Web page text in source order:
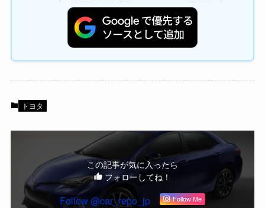
トヨタ
この記事が気に入ったら
フォローしてね！
Follow @car_repo_jp Follow Me